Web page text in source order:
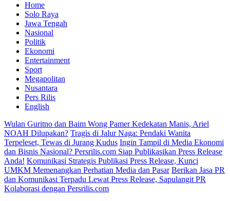
Home
Solo Raya
Jawa Tengah
Nasional
Politik
Ekonomi
Entertainment
Sport
Megapolitan
Nusantara
Pers Rilis
English
Wulan Guritno dan Baim Wong Pamer Kedekatan Manis, Ariel
NOAH Dilupakan? Tragis di Jalur Naga: Pendaki Wanita
Terpeleset, Tewas di Jurang Kudus Ingin Tampil di Media Ekonomi
dan Bisnis Nasional? Persrilis.com Siap Publikasikan Press Release
Anda! Komunikasi Strategis Publikasi Press Release, Kunci
UMKM Memenangkan Perhatian Media dan Pasar Berikan Jasa PR
dan Komunikasi Terpadu Lewat Press Release, Sapulangit PR
Kolaborasi dengan Persrilis.com